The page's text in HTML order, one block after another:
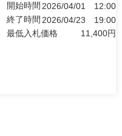
開始時間 2026/04/01
12:00
終了時間 2026/04/23
19:00
最低入札価格
11,400円